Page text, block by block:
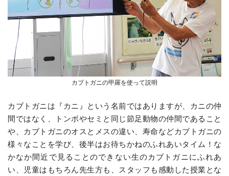
カブトガニの甲羅を使って説明
カブトガニは『カニ』という名前ではありますが、カニの仲
間ではなく、トンボやセミと同じ節足動物の仲間であること
や、カブトガニのオスとメスの違い、寿命などカブトガニの
様々なことを学び、後半はお待ちかねのふれあいタイム！な
かなか間近で見ることのできない生のカブトガニにふれあ
い、児童はもちろん先生方も、スタッフも感動した授業とな